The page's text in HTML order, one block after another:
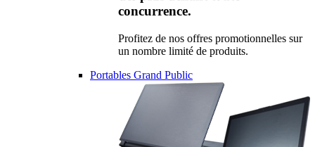
concurrence.
Profitez de nos offres promotionnelles sur
un nombre limité de produits.
Portables Grand Public